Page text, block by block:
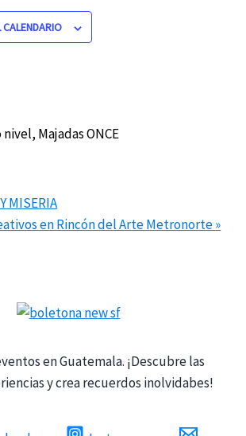
CALENDARIO
Majadas ONCE
MISERIA
en Rincón del Arte Metronorte»
en Guatemala. ¡Descubre las
y crea recuerdos inolvidabes!